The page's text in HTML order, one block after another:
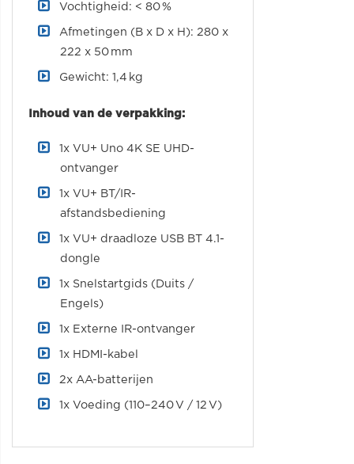
Vochtigheid: < 80 %
Afmetingen (B x D x H): 280 x
222 x 50 mm
Gewicht: 1,4 kg
Inhoud van de verpakking:
1x VU+ Uno 4K SE UHD-
ontvanger
1x VU+ BT/IR-
afstandsbediening
1x VU+ draadloze USB BT 4.1-
dongle
1x Snelstartgids (Duits /
Engels)
1x Externe IR-ontvanger
1x HDMI-kabel
2x AA-batterijen
1x Voeding (110–240 V / 12 V)